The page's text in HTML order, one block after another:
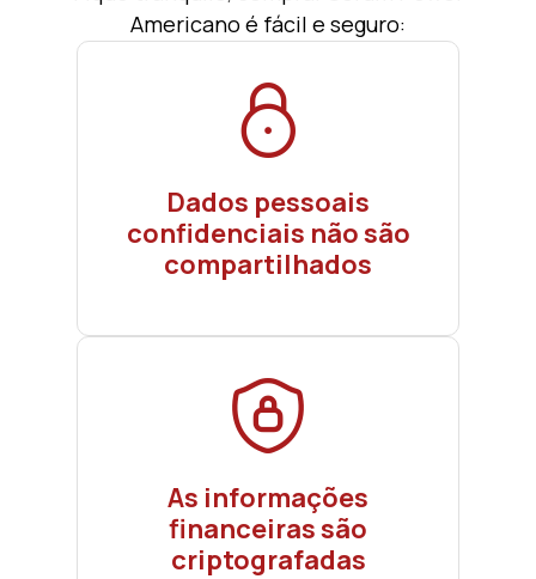
Americano é fácil e seguro:
Dados pessoais
confidenciais não são
compartilhados
As informações
financeiras são
criptografadas